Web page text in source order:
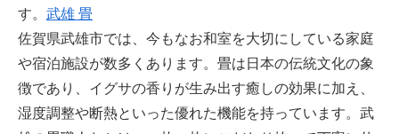
す。 武雄 畳
佐賀県武雄市では、今もなお和室を大切にしている家庭
や宿泊施設が数多くあります。畳は日本の伝統文化の象
徴であり、イグサの香りが生み出す癒しの効果に加え、
湿度調整や断熱といった優れた機能を持っています。武